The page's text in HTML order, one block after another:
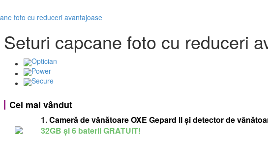
foto cu reduceri avantajoase
Seturi capcane foto cu reduceri
Optician
Power
Secure
Cel mai vândut
1.Cameră de vânătoare OXE Gepard II și detector de
32GB și 6 baterii GRATUIT!